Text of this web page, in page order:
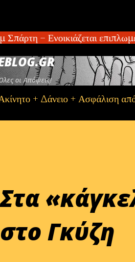
οι Απόψεις!
+ Δάνειο + Ασφάλιση
Στα
στο Γκύζη